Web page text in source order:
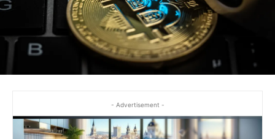
- Advertisement -